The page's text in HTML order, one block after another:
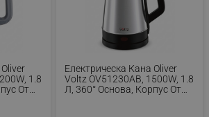
1.8
От
Електрическа Кана Oliver
Voltz OV51230AB, 1500W, 1.8
Л, 360° Основа, Корпус От
.alleop.bg